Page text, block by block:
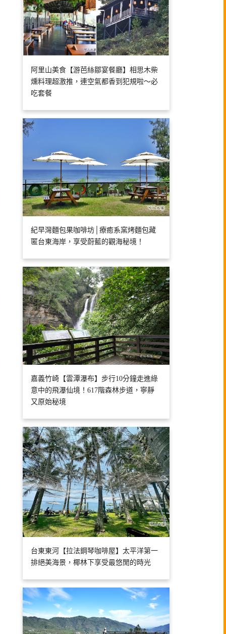
阿里山美食【游芭絲鄒宴餐廳】相思木柴
燻料理超激推，連空氣都香到犯規啦～必
吃套餐
紀早灣麵包果咖啡坊│療癒系窯烤麵包藏
匿台東海岸，享受蔚藍的觀海秘境！
嘉義竹崎【雲潭瀑布】步行10分鐘走進綠
意中的飛瀑仙境！617階森林步道，寧靜
又原始秘境
台東東河【拉法鋼琴咖啡屋】太平洋第一
排絕美海景，椰林下享受最悠閒的時光